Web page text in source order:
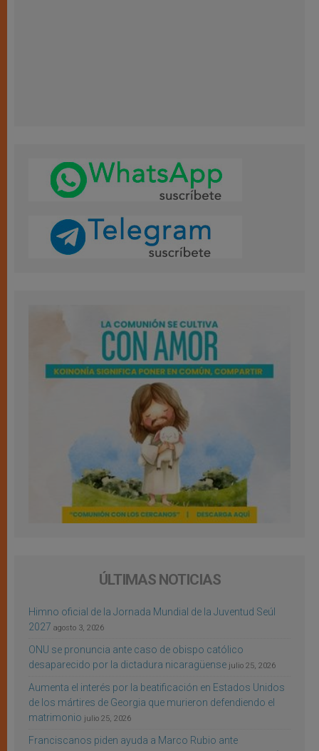
ÚLTIMAS NOTICIAS
Himno oficial de la Jornada Mundial de la Juventud Seúl
2027 agosto 3, 2026
ONU se pronuncia ante caso de obispo católico
desaparecido por la dictadura nicaragüense julio 25, 2026
Aumenta el interés por la beatificación en Estados Unidos
de los mártires de Georgia que murieron defendiendo el
matrimonio julio 25, 2026
Franciscanos piden ayuda a Marco Rubio ante